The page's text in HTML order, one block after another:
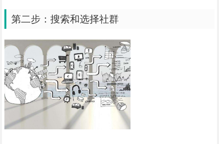
第二步：搜索和选择社群